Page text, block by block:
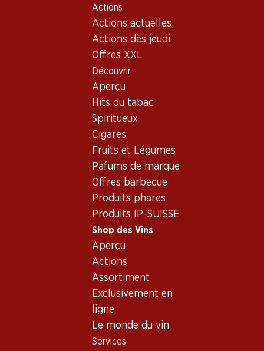
Actions
Actions actuelles
Actions dès jeudi
Offres XXL
Découvrir
Aperçu
Hits du tabac
Spiritueux
Cigares
Fruits et Légumes
Pafums de marque
Offres barbecue
Produits phares
Produits IP-SUISSE
Shop des Vins
Aperçu
Actions
Assortiment
Exclusivement en
ligne
Le monde du vin
Services
Shop des Vins
France
Bordeaux
Château d’Escurac Médoc AOC Cru Bourgeois
Exclusivité web !
Recto Verso
Château d’Escurac Médoc AOC
Cru Bourgeois
Bordeaux , 2021